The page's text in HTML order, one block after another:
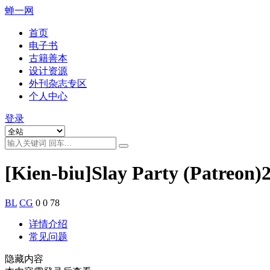
蝉一网
首页
电子书
古籍善本
设计资源
外刊杂志专区
个人中心
登录
[Kien-biu]Slay Party
BL CG 0 0 78
详情介绍
常见问题
隐藏内容